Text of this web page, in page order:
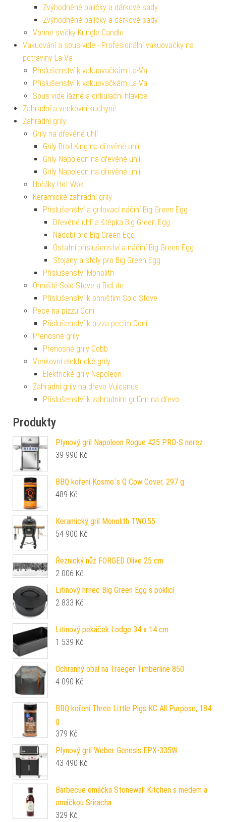
Zvýhodněné balíčky a dárkové sady
Zvýhodněné balíčky a dárkové sady
Vonné svíčky Kringle Candle
Vakuování a sous-vide - Profesionální vakuovačky na
potraviny La-Va
Příslušenství k vakuovačkám La-Va
Příslušenství k vakuovačkám La-Va
Sous-vide lázně a cirkulační hlavice
Zahradní a venkovní kuchyně
Zahradní grily
Grily na dřevěné uhlí
Grily Broil King na dřevěné uhlí
Grily Napoleon na dřevěné uhlí
Grily Napoleon na dřevěné uhlí
Hořáky Hot Wok
Keramické zahradní grily
Příslušenství a grilovací náčiní Big Green Egg
Dřevěné uhlí a štěpka Big Green Egg
Nádobí pro Big Green Egg
Ostatní příslušenství a náčiní Big Green Egg
Stojany a stoly pro Big Green Egg
Příslušenství Monolith
Ohniště Solo Stove a BioLite
Příslušenství k ohništím Solo Stove
Pece na pizzu Ooni
Příslušenství k pizza pecím Ooni
Přenosné grily
Přenosné grily Cobb
Venkovní elektrické grily
Elektrické grily Napoleon
Zahradní grily na dřevo Vulcanus
Příslušenství k zahradním grilům na dřevo
Produkty
Plynový gril Napoleon Rogue 425 PRO-S nerez
39 990 Kč
BBQ koření Kosmo´s Q Cow Cover, 297 g
489 Kč
Keramický gril Monolith TWO.55
54 900 Kč
Řeznický nůž FORGED Olive 25 cm
2 006 Kč
Litinový hrnec Big Green Egg s poklicí
2 833 Kč
Litinový pekáček Lodge 34 x 14 cm
1 539 Kč
Ochranný obal na Traeger Timberline 850
4 090 Kč
BBQ koření Three Little Pigs KC All Purpose, 184
g
379 Kč
Plynový gril Weber Genesis EPX-335W
43 490 Kč
Barbecue omáčka Stonewall Kitchen s medem a
omáčkou Sriracha
329 Kč